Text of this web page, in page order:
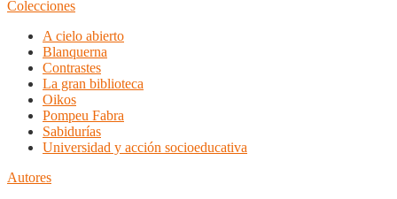
Colecciones
A cielo abierto
Blanquerna
Contrastes
La gran biblioteca
Oikos
Pompeu Fabra
Sabidurías
Universidad y acción socioeducativa
Autores